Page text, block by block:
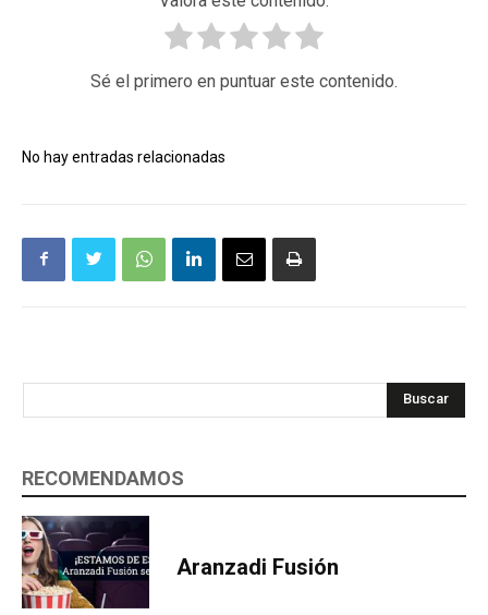
Sé el primero en puntuar este contenido.
No hay entradas relacionadas
Buscar
RECOMENDAMOS
Aranzadi Fusión